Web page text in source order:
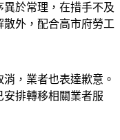
於常理，在措手不及
外，配合高市府勞工
，業者也表達歉意。
排轉移相關業者服